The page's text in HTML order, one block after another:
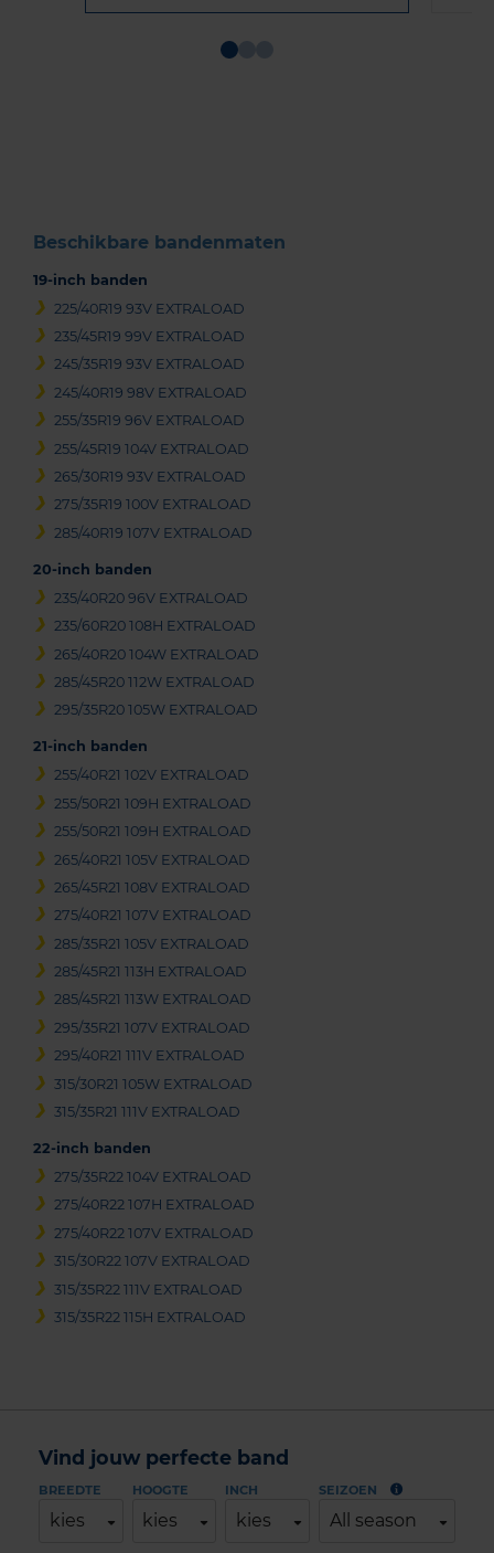
Beschikbare bandenmaten
19-inch banden
225/40R19 93V EXTRALOAD
235/45R19 99V EXTRALOAD
245/35R19 93V EXTRALOAD
245/40R19 98V EXTRALOAD
255/35R19 96V EXTRALOAD
255/45R19 104V EXTRALOAD
265/30R19 93V EXTRALOAD
275/35R19 100V EXTRALOAD
285/40R19 107V EXTRALOAD
20-inch banden
235/40R20 96V EXTRALOAD
235/60R20 108H EXTRALOAD
265/40R20 104W EXTRALOAD
285/45R20 112W EXTRALOAD
295/35R20 105W EXTRALOAD
21-inch banden
255/40R21 102V EXTRALOAD
255/50R21 109H EXTRALOAD
255/50R21 109H EXTRALOAD
265/40R21 105V EXTRALOAD
265/45R21 108V EXTRALOAD
275/40R21 107V EXTRALOAD
285/35R21 105V EXTRALOAD
285/45R21 113H EXTRALOAD
285/45R21 113W EXTRALOAD
295/35R21 107V EXTRALOAD
295/40R21 111V EXTRALOAD
315/30R21 105W EXTRALOAD
315/35R21 111V EXTRALOAD
22-inch banden
275/35R22 104V EXTRALOAD
275/40R22 107H EXTRALOAD
275/40R22 107V EXTRALOAD
315/30R22 107V EXTRALOAD
315/35R22 111V EXTRALOAD
315/35R22 115H EXTRALOAD
Vind jouw perfecte band
BREEDTE
kies
HOOGTE
kies
INCH
kies
SEIZOEN
All season